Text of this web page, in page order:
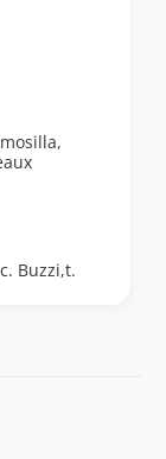
Buzzi,t.